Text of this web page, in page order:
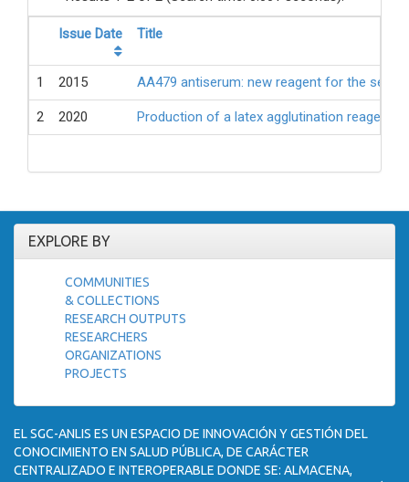
Issue Date Title
1 2015 AA479 antiserum: new reagent for the
2 2020 Production of a latex agglutination reagent
EXPLORE BY
COMMUNITIES
& COLLECTIONS
RESEARCH OUTPUTS
RESEARCHERS
ORGANIZATIONS
PROJECTS
EL SGC-ANLIS ES UN ESPACIO DE INNOVACIÓN Y GESTIÓN DEL
CONOCIMIENTO EN SALUD PÚBLICA, DE CARÁCTER
CENTRALIZADO E INTEROPERABLE DONDE SE: ALMACENA,